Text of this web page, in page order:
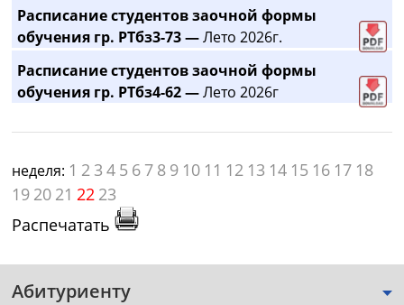
Расписание студентов заочной формы
обучения гр. РТбз3-73 —Лето 2026г.
Расписание студентов заочной формы
обучения гр. РТбз4-62 —Лето 2026г
неделя: 1 2 3 4 5 6 7 8 9 10 11 12 13 14 15 16 17 18
19 20 21 22 23
Распечатать
Абитуриенту